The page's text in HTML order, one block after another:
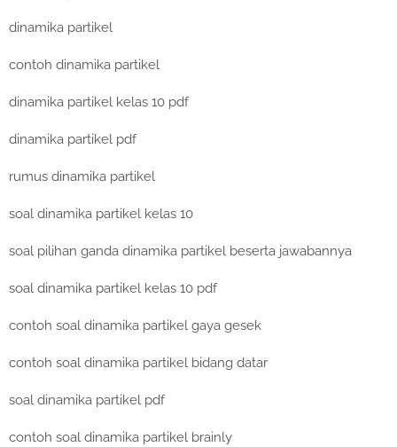
dinamika partikel
contoh dinamika partikel
dinamika partikel kelas 10 pdf
dinamika partikel pdf
rumus dinamika partikel
soal dinamika partikel kelas 10
soal pilihan ganda dinamika partikel beserta jawabannya
soal dinamika partikel kelas 10 pdf
contoh soal dinamika partikel gaya gesek
contoh soal dinamika partikel bidang datar
soal dinamika partikel pdf
contoh soal dinamika partikel brainly